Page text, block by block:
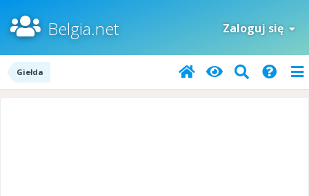
Belgia.net Zaloguj się
Giełda